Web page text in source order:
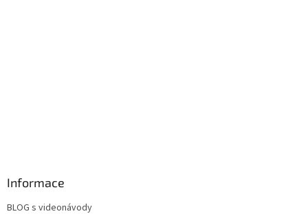
Informace
BLOG s videonávody